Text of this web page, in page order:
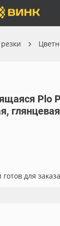
Plo
глянцевая
для